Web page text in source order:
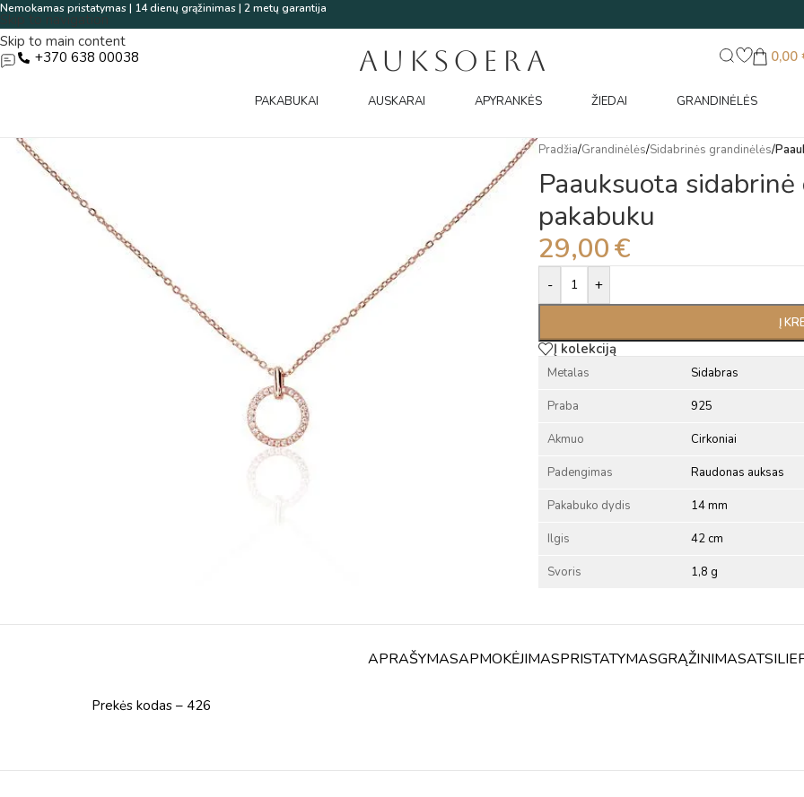
Skip to navigation
Skip to main content
Nemokamas pristatymas | 14 dienų grąžinimas | 2 metų garantija
+370 638 00038 AUKSOERA 0,00
PAKABUKAI AUSKARAI APYRANKĖS ŽIEDAI GRANDINĖLĖS
Pradžia/Grandinėlės/Sidabrinės grandinėlės/
Paauksuota
pakabuku
29,00€
- +
Į
Alternative:
Į kolekciją
Metalas Sidabras
Praba 925
Akmuo Cirkoniai
Padengimas Raudonas auksas
Pakabuko dydis 14 mm
Ilgis 42 cm
Svoris 1,8 g
APRAŠYMASAPMOKĖJIMASPRISTATYMASGRĄŽINIMAS
Prekės kodas – 426